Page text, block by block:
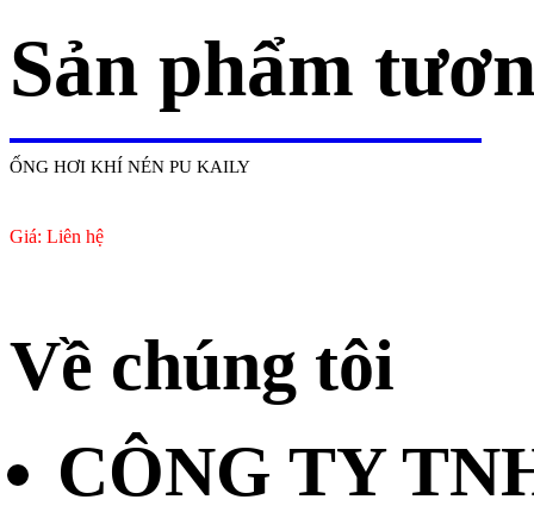
Sản phẩm
ỐNG HƠI KHÍ NÉN PU KAILY
Giá: Liên hệ
Về chúng tôi
CÔNG TY